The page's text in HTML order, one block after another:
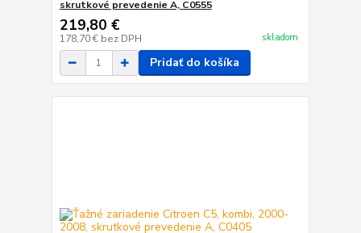
skrutkové prevedenie A, C0555
219,80 €
178,70 € bez DPH skladom
Pridať do košíka